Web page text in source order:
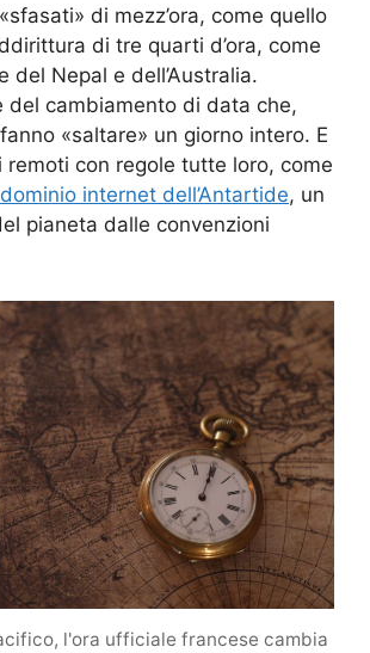
di mezz’ora, come quello
di tre quarti d’ora, come
del Nepal e dell’Australia.
del cambiamento di data che,
«saltare» un giorno intero. E
remoti con regole tutte loro, come
internet dell’Antartide, un
pianeta dalle convenzioni
l'ora ufficiale francese cambia